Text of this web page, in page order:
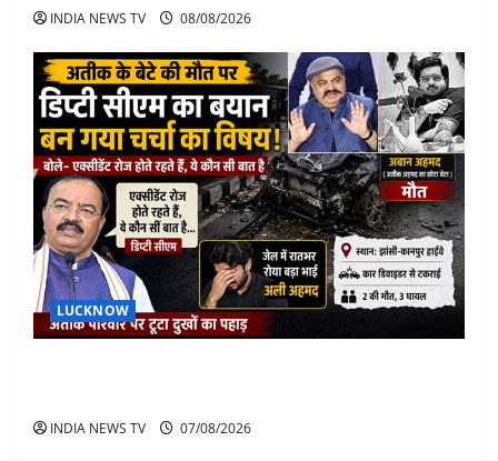
INDIA NEWS TV 08/08/2026
LUCKNOW
INDIA NEWS TV 07/08/2026